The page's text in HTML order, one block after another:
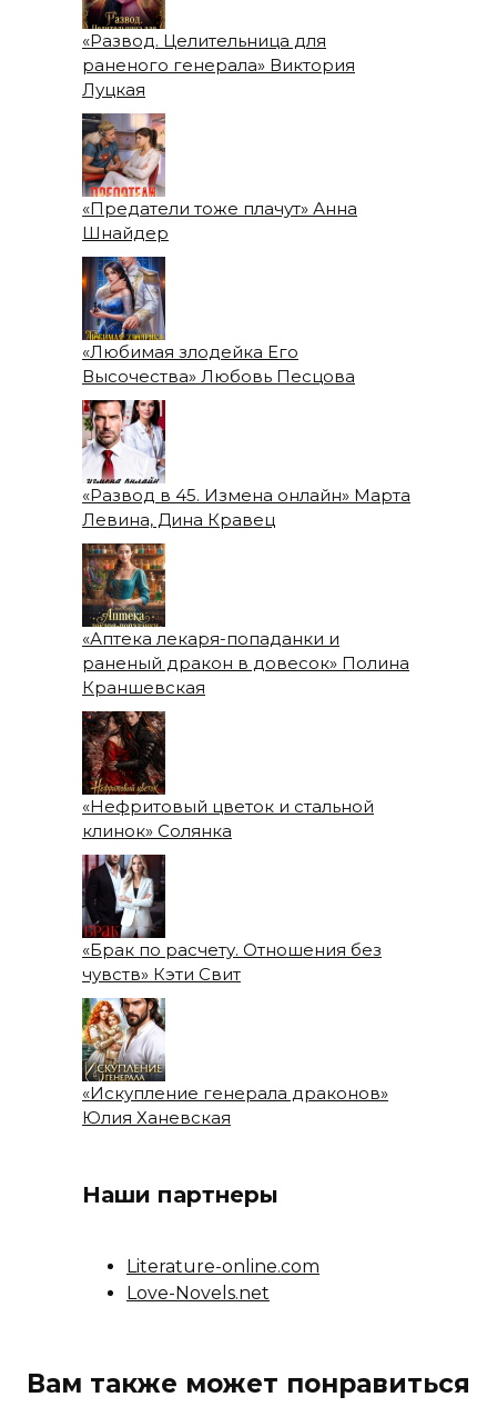
«Развод. Целительница для
раненого генерала» Виктория
Луцкая
«Предатели тоже плачут» Анна
Шнайдер
«Любимая злодейка Его
Высочества» Любовь Песцова
«Развод в 45. Измена онлайн» Марта
Левина, Дина Кравец
«Аптека лекаря-попаданки и
раненый дракон в довесок» Полина
Краншевская
«Нефритовый цветок и стальной
клинок» Солянка
«Брак по расчету. Отношения без
чувств» Кэти Свит
«Искупление генерала драконов»
Юлия Ханевская
Наши партнеры
Literature-online.com
Love-Novels.net
Вам также может понравиться